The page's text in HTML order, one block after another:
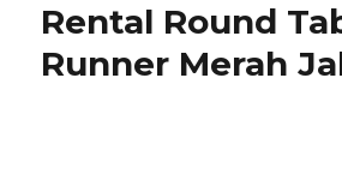
Rental Round
Runner Merah